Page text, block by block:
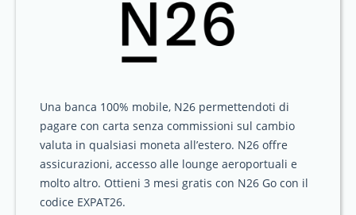
Una banca 100% mobile, N26 permettendoti di
pagare con carta senza commissioni sul cambio
valuta in qualsiasi moneta all’estero. N26 offre
assicurazioni, accesso alle lounge aeroportuali e
molto altro. Ottieni 3 mesi gratis con N26 Go con il
codice EXPAT26.